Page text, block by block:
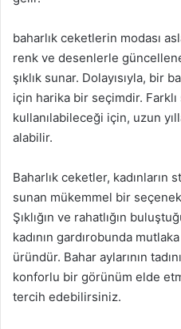
baharlık ceketlerin modası
renk ve desenlerle
şıklık sunar. Dolayısıyla, bir
için harika bir seçimdir.
kullanılabileceği için, uzun
alabilir.
Baharlık ceketler, kadınların
sunan mükemmel bir
Şıklığın ve rahatlığın
kadının gardırobunda
üründür. Bahar aylarının
konforlu bir görünüm elde
tercih edebilirsiniz.